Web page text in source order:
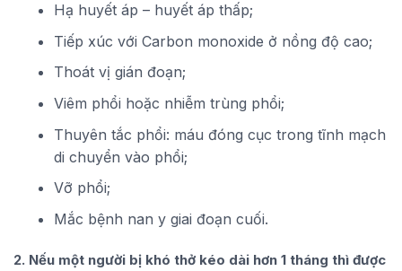
Hạ huyết áp – huyết áp thấp;
Tiếp xúc với Carbon monoxide ở nồng độ cao;
Thoát vị gián đoạn;
Viêm phổi hoặc nhiễm trùng phổi;
Thuyên tắc phổi: máu đóng cục trong tĩnh mạch
di chuyển vào phổi;
Vỡ phổi;
Mắc bệnh nan y giai đoạn cuối.
2. Nếu một người bị khó thở kéo dài hơn 1 tháng thì được